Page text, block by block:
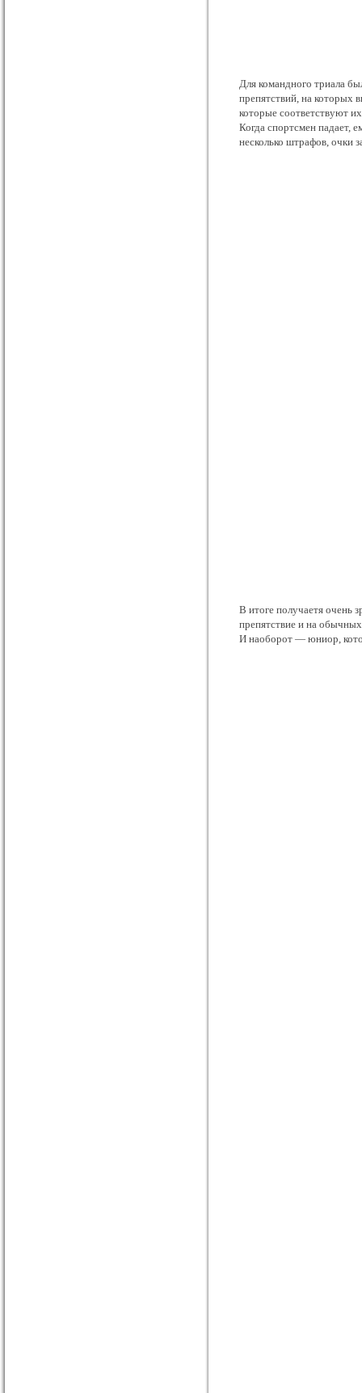
Для командного триала
препятствий, на которых
которые соответствуют
Когда спортсмен падает,
несколько штрафов, очки
В итоге получаетя очень
препятствие и на
И наоборот — юниор,